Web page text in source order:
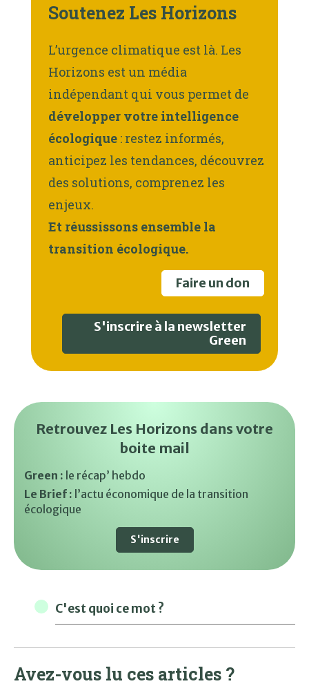
Soutenez Les Horizons
L’urgence climatique est là. Les
Horizons est un média
indépendant qui vous permet de
développer votre intelligence
écologique : restez informés,
anticipez les tendances, découvrez
des solutions, comprenez les
enjeux.
Et réussissons ensemble la
transition écologique.
Faire un don
S'inscrire à la newsletter
Green
Retrouvez Les Horizons dans votre
boite mail
Green : le récap’ hebdo
Le Brief : l’actu économique de la transition
écologique
S'inscrire
C'est quoi ce mot ?
Avez-vous lu ces articles ?